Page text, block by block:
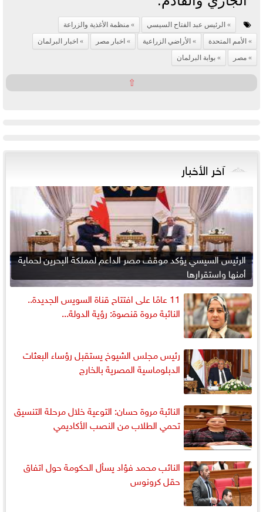
الرئيس عبد الفتاح السيسي
منظمة الأغذية والزراعة
الأمم المتحدة
الأراضي الزراعية اخبار مصر
اخبار البرلمان
مصر
بوابة البرلمان
⇧
آخر الأخبار
الرئيس السيسي يؤكد موقف مصر الداعم لمملكة البحرين لحماية
أمنها واستقرارها
11 عامًا على افتتاح قناة السويس الجديدة..
النائبة مروة قنصوة: رؤية الدولة...
رئيس مجلس الشيوخ يستقبل رؤساء البعثات
الدبلوماسية المصرية بالخارج
النائبة مروة حسان: التوعية خلال مرحلة التنسيق
تحمي الطلاب من النصب الأكاديمي
النائب محمد فؤاد يسأل الحكومة حول اتفاق
حقل كرونوس